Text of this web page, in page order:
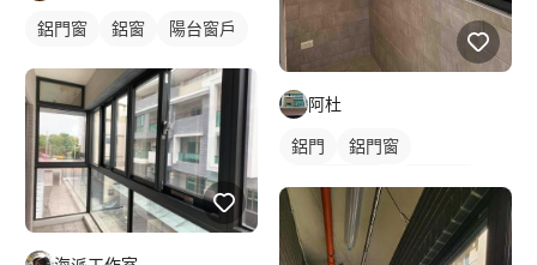
鋁門窗 鋁窗 陽台窗戶
阿杜
鋁門
鋁門窗
鋁窗
陽台窗戶